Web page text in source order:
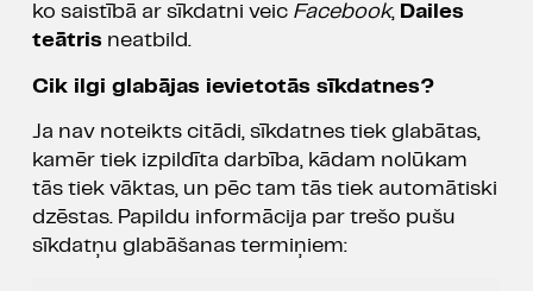
ko saistībā ar sīkdatni veic Facebook, Dailes
teātrisneatbild.
Cik ilgi glabājas ievietotās sīkdatnes?
Ja nav noteikts citādi, sīkdatnes tiek glabātas,
kamēr tiek izpildīta darbība, kādam nolūkam
tās tiek vāktas, un pēc tam tās tiek automātiski
dzēstas. Papildu informācija par trešo pušu
sīkdatņu glabāšanas termiņiem: